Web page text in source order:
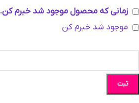
زمانی که محصول موجود شد خبرم کن.
موجود شد خبرم کن
ثبت